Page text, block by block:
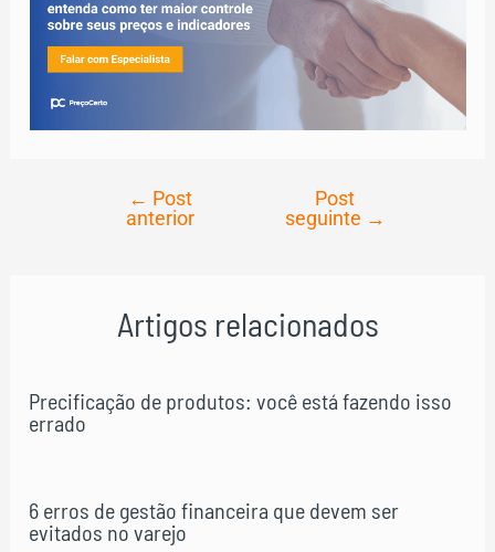
Navegação
← Post
anterior
Post
seguinte →
Artigos relacionados
Precificação de produtos: você está fazendo isso
errado
6 erros de gestão financeira que devem ser
evitados no varejo